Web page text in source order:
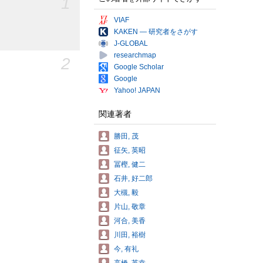
2
VIAF
KAKEN — 研究者をさがす
J-GLOBAL
researchmap
Google Scholar
Google
Yahoo! JAPAN
関連著者
勝田, 茂
征矢, 英昭
冨樫, 健二
石井, 好二郎
大槻, 毅
片山, 敬章
河合, 美香
川田, 裕樹
今, 有礼